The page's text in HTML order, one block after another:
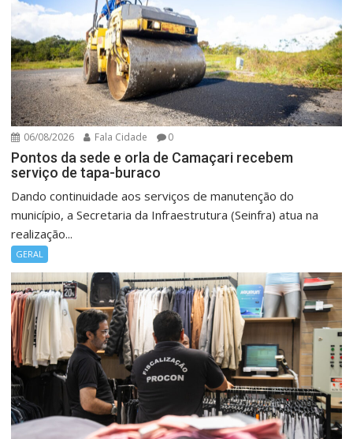
06/08/2026 Fala Cidade 0
Pontos da sede e orla de Camaçari recebem
serviço de tapa-buraco
Dando continuidade aos serviços de manutenção do
município, a Secretaria da Infraestrutura (Seinfra) atua na
realização...
GERAL